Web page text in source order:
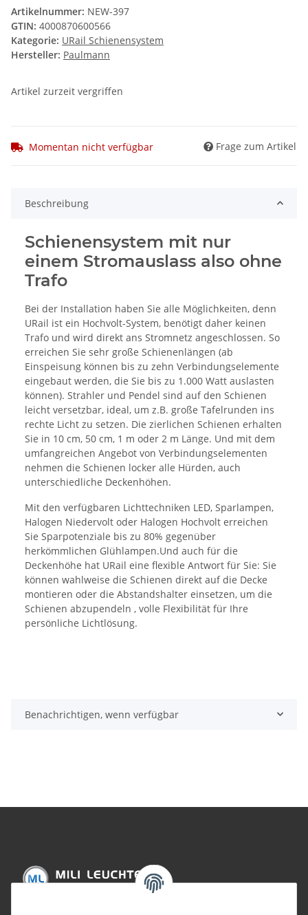
Artikelnummer: NEW-397
GTIN: 4000870600566
Kategorie: URail Schienensystem
Hersteller: Paulmann
Artikel zurzeit vergriffen
Momentan nicht verfügbar Frage zum Artikel
Beschreibung
Schienensystem mit nur
einem Stromauslass also ohne
Trafo
Bei der Installation haben Sie alle Möglichkeiten, denn
URail ist ein Hochvolt-System, benötigt daher keinen
Trafo und wird direkt ans Stromnetz angeschlossen. So
erreichen Sie sehr große Schienenlängen (ab
Einspeisung können bis zu zehn Verbindungselemente
eingebaut werden, die Sie bis zu 1.000 Watt auslasten
können). Strahler und Pendel sind auf den Schienen
leicht versetzbar, ideal, um z.B. große Tafelrunden ins
rechte Licht zu setzen. Die zierlichen Schienen erhalten
Sie in 10 cm, 50 cm, 1 m oder 2 m Länge. Und mit dem
umfangreichen Angebot von Verbindungselementen
nehmen die Schienen locker alle Hürden, auch
unterschiedliche Deckenhöhen.
Mit den verfügbaren Lichttechniken LED, Sparlampen,
Halogen Niedervolt oder Halogen Hochvolt erreichen
Sie Sparpotenziale bis zu 80% gegenüber
herkömmlichen Glühlampen.Und auch für die
Deckenhöhe hat URail eine flexible Antwort für Sie: Sie
können wahlweise die Schienen direkt auf die Decke
montieren oder die Abstandshalter einsetzen, um die
Schienen abzupendeln , volle Flexibilität für Ihre
persönliche Lichtlösung.
Benachrichtigen, wenn verfügbar